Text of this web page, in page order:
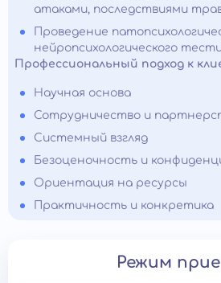
атаками, последствиями
Проведение
нейропсихологического
Профессиональный подход к
Научная основа
Сотрудничество и
Системный взгляд
Безоценочность и
Ориентация на ресурсы
Практичность и конкретика
Режим